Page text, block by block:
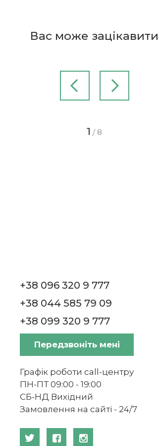
EAN
Діаметр, см
Вас може зацікавити
1 / 8
+38 096 320 9 777
+38 044 585 79 09
+38 099 320 9 777
Передзвоніть мені
Графік роботи call-центру
ПН-ПТ 09:00 - 19:00
СБ-НД Вихідний
Замовлення на сайті - 24/7